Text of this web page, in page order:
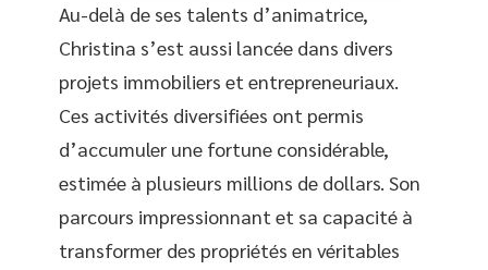
Au-delà de ses talents d’animatrice,
Christina s’est aussi lancée dans divers
projets immobiliers et entrepreneuriaux.
Ces activités diversifiées ont permis
d’accumuler une fortune considérable,
estimée à plusieurs millions de dollars. Son
parcours impressionnant et sa capacité à
transformer des propriétés en véritables